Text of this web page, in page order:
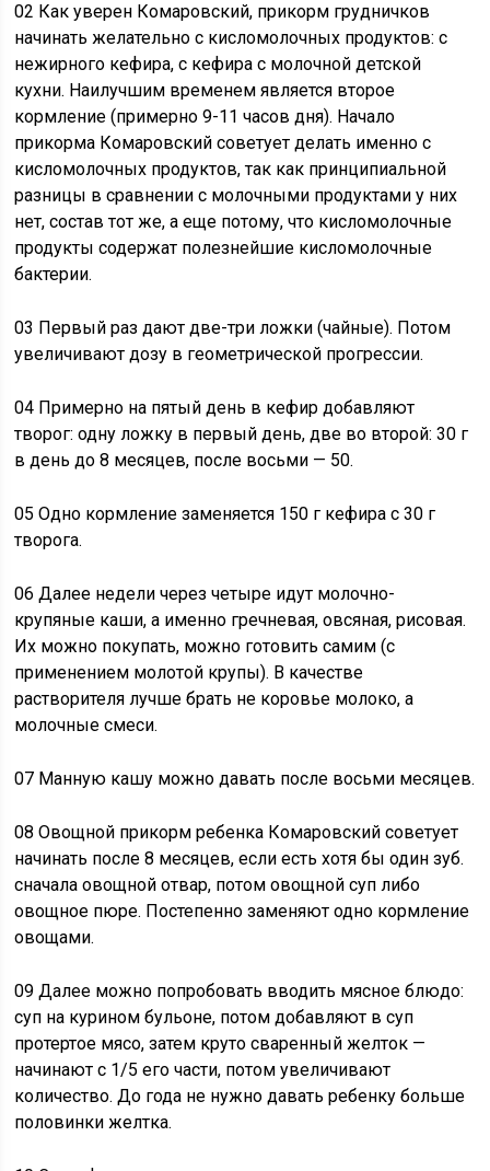
02 Как уверен Комаровский, прикорм грудничков
начинать желательно с кисломолочных продуктов: с
нежирного кефира, с кефира с молочной детской
кухни. Наилучшим временем является второе
кормление (примерно 9-11 часов дня). Начало
прикорма Комаровский советует делать именно с
кисломолочных продуктов, так как принципиальной
разницы в сравнении с молочными продуктами у них
нет, состав тот же, а еще потому, что кисломолочные
продукты содержат полезнейшие кисломолочные
бактерии.
03 Первый раз дают две-три ложки (чайные). Потом
увеличивают дозу в геометрической прогрессии.
04 Примерно на пятый день в кефир добавляют
творог: одну ложку в первый день, две во второй: 30 г
в день до 8 месяцев, после восьми — 50.
05 Одно кормление заменяется 150 г кефира с 30 г
творога.
06 Далее недели через четыре идут молочно-
крупяные каши, а именно гречневая, овсяная, рисовая.
Их можно покупать, можно готовить самим (с
применением молотой крупы). В качестве
растворителя лучше брать не коровье молоко, а
молочные смеси.
07 Манную кашу можно давать после восьми месяцев.
08 Овощной прикорм ребенка Комаровский советует
начинать после 8 месяцев, если есть хотя бы один зуб.
сначала овощной отвар, потом овощной суп либо
овощное пюре. Постепенно заменяют одно кормление
овощами.
09 Далее можно попробовать вводить мясное блюдо:
суп на курином бульоне, потом добавляют в суп
протертое мясо, затем круто сваренный желток —
начинают с 1/5 его части, потом увеличивают
количество. До года не нужно давать ребенку больше
половинки желтка.